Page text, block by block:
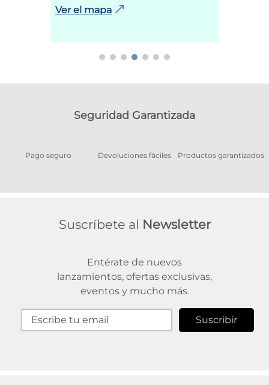
Ver el mapa
Seguridad Garantizada
Pago seguro Devoluciones fáciles Productos garantizados
Suscríbete al Newsletter
Entérate de nuevos
lanzamientos, ofertas exclusivas,
eventos y mucho más.
Suscribir